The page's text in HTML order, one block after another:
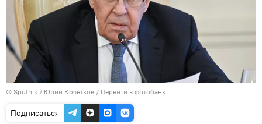
© Sputnik / Юрий Кочетков / Перейти в фотобанк
Подписаться